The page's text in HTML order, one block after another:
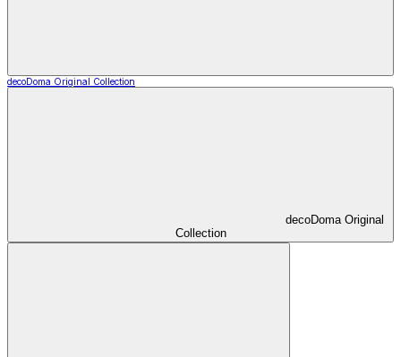
decoDoma Original Collection
decoDoma Original
Collection